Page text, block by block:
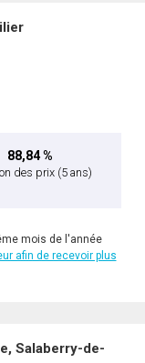
88,84 %
des prix (5 ans)
mois de l'année
afin de recevoir plus
Salaberry-de-